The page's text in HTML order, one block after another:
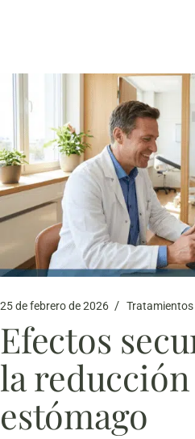
25 de febrero de 2026
Efectos
la
estómago